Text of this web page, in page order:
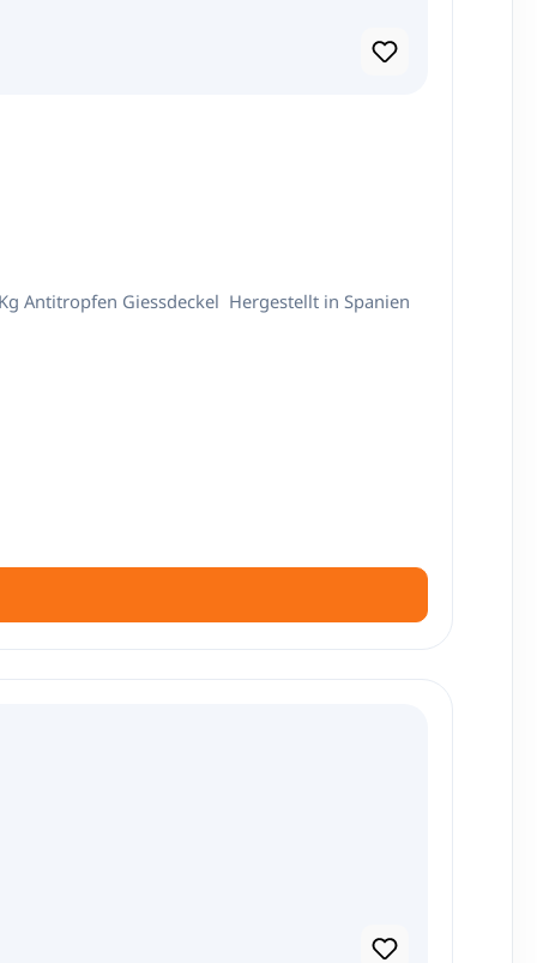
MARDEL ist ideal zum Dekorieren von Dessert und Eis. Nettoinhalt: 1,2 Kg Antitropfen Giessdeckel Hergestellt in Spanien